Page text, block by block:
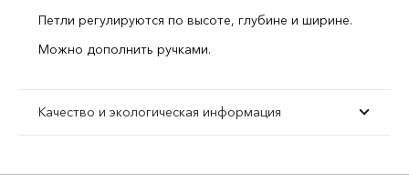
Петли регулируются по высоте, глубине и ширине.
Можно дополнить ручками.
Качество и экологическая информация